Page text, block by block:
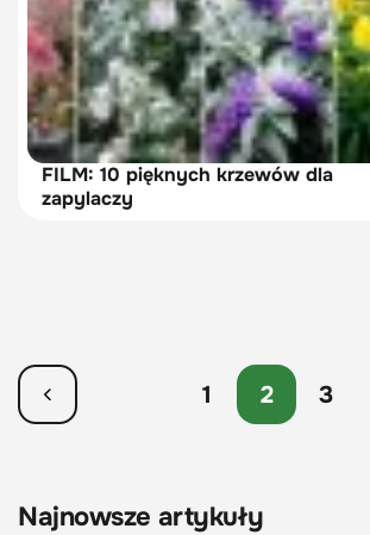
FILM: 10 pięknych krzewów dla
zapylaczy
1 2 3
Najnowsze artykuły